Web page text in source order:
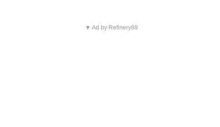
▼ Ad by Refinery89